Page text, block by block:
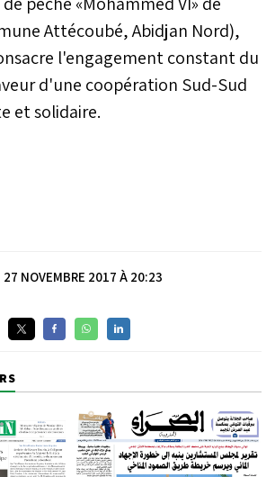
Attécoubé, Abidjan Nord),
l'engagement constant du
d'une coopération Sud-Sud
et solidaire.
27 NOVEMBRE 2017 À 20:23